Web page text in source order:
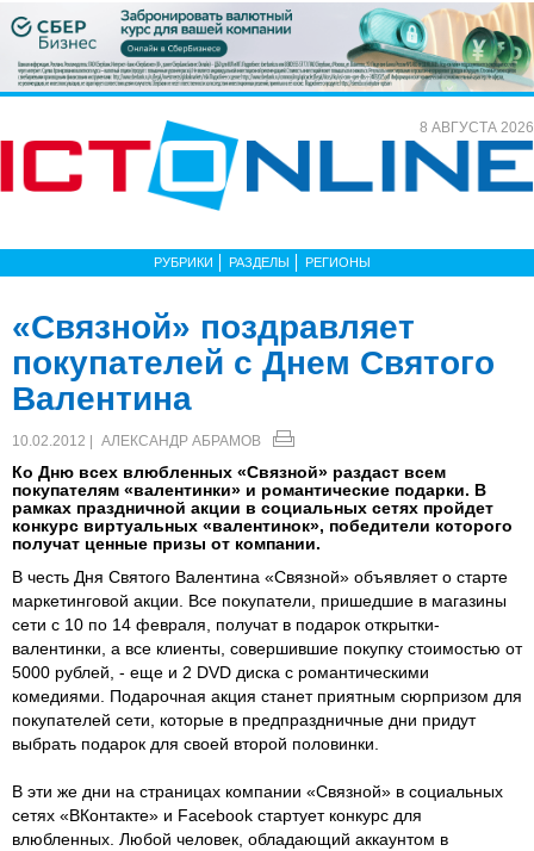
8 АВГУСТА 2026
РУБРИКИ РАЗДЕЛЫ РЕГИОНЫ
«Связной» поздравляет
покупателей с Днем Святого
Валентина
10.02.2012 | АЛЕКСАНДР АБРАМОВ
Ко Дню всех влюбленных «Связной» раздаст всем
покупателям «валентинки» и романтические подарки. В
рамках праздничной акции в социальных сетях пройдет
конкурс виртуальных «валентинок», победители которого
получат ценные призы от компании.
В честь Дня Святого Валентина «Связной» объявляет о старте
маркетинговой акции. Все покупатели, пришедшие в магазины
сети с 10 по 14 февраля, получат в подарок открытки-
валентинки, а все клиенты, совершившие покупку стоимостью от
5000 рублей, - еще и 2 DVD диска с романтическими
комедиями. Подарочная акция станет приятным сюрпризом для
покупателей сети, которые в предпраздничные дни придут
выбрать подарок для своей второй половинки.
В эти же дни на страницах компании «Связной» в социальных
сетях «ВКонтакте» и Facebook стартует конкурс для
влюбленных. Любой человек, обладающий аккаунтом в